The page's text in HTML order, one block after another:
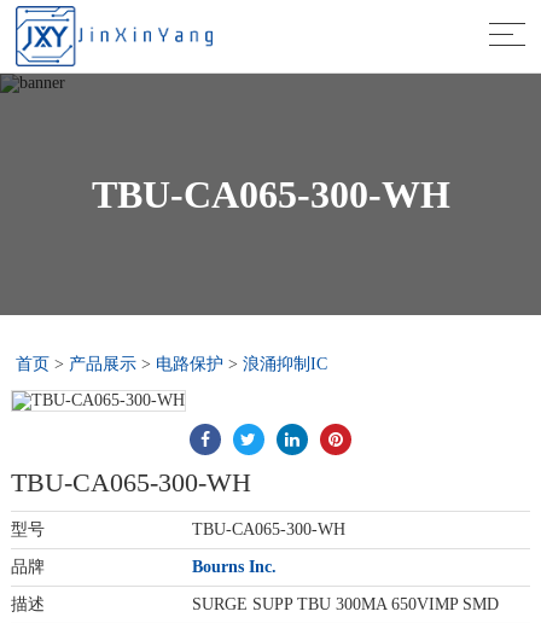
TBU-CA065-300-WH
首页 > 产品展示 > 电路保护 >浪涌抑制IC
TBU-CA065-300-WH
型号 TBU-CA065-300-WH
品牌 Bourns Inc.
描述 SURGE SUPP TBU 300MA 650VIMP SMD